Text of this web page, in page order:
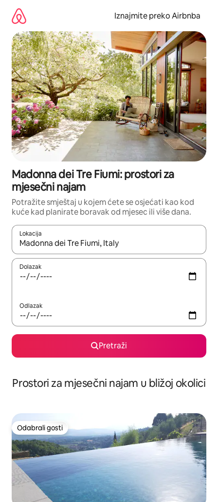
sadržaj
Iznajmite preko Airbnba
Madonna dei Tre Fiumi: prostori za
mjesečni najam
Potražite smještaj u kojem ćete se osjećati kao kod
kuće kad planirate boravak od mjesec ili više dana.
Lokacija
Kada budu dostupni rezultati, moći ćete ih pregledati
Dolazak
Odlazak
Pretraži
Prostori za mjesečni najam u bližoj okolici
Odabrali gosti
Odabrali gosti